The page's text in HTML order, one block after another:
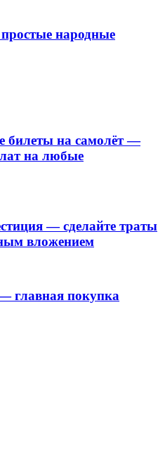
народные
билеты на самолёт —
на любые
— сделайте траты
вложением
главная покупка